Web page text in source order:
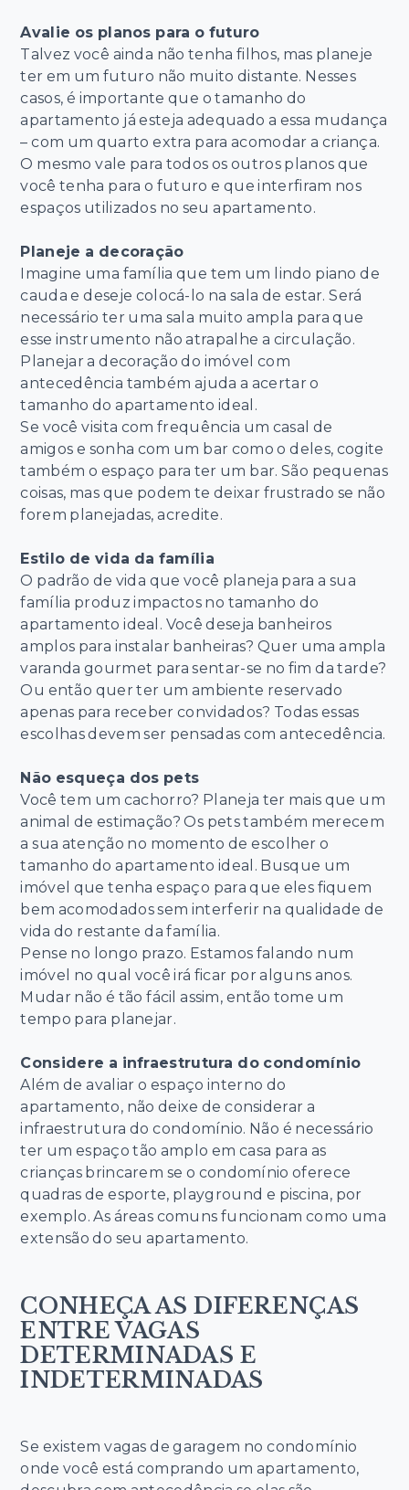
Avalie os planos para o futuro
Talvez você ainda não tenha filhos, mas planeje
ter em um futuro não muito distante. Nesses
casos, é importante que o tamanho do
apartamento já esteja adequado a essa mudança
– com um quarto extra para acomodar a criança.
O mesmo vale para todos os outros planos que
você tenha para o futuro e que interfiram nos
espaços utilizados no seu apartamento.
Planeje a decoração
Imagine uma família que tem um lindo piano de
cauda e deseje colocá-lo na sala de estar. Será
necessário ter uma sala muito ampla para que
esse instrumento não atrapalhe a circulação.
Planejar a decoração do imóvel com
antecedência também ajuda a acertar o
tamanho do apartamento ideal.
Se você visita com frequência um casal de
amigos e sonha com um bar como o deles, cogite
também o espaço para ter um bar. São pequenas
coisas, mas que podem te deixar frustrado se não
forem planejadas, acredite.
Estilo de vida da família
O padrão de vida que você planeja para a sua
família produz impactos no tamanho do
apartamento ideal. Você deseja banheiros
amplos para instalar banheiras? Quer uma ampla
varanda gourmet para sentar-se no fim da tarde?
Ou então quer ter um ambiente reservado
apenas para receber convidados? Todas essas
escolhas devem ser pensadas com antecedência.
Não esqueça dos pets
Você tem um cachorro? Planeja ter mais que um
animal de estimação? Os pets também merecem
a sua atenção no momento de escolher o
tamanho do apartamento ideal. Busque um
imóvel que tenha espaço para que eles fiquem
bem acomodados sem interferir na qualidade de
vida do restante da família.
Pense no longo prazo. Estamos falando num
imóvel no qual você irá ficar por alguns anos.
Mudar não é tão fácil assim, então tome um
tempo para planejar.
Considere a infraestrutura do condomínio
Além de avaliar o espaço interno do
apartamento, não deixe de considerar a
infraestrutura do condomínio. Não é necessário
ter um espaço tão amplo em casa para as
crianças brincarem se o condomínio oferece
quadras de esporte, playground e piscina, por
exemplo. As áreas comuns funcionam como uma
extensão do seu apartamento.
CONHEÇA AS DIFERENÇAS
ENTRE VAGAS
DETERMINADAS E
INDETERMINADAS
Se existem vagas de garagem no condomínio
onde você está comprando um apartamento,